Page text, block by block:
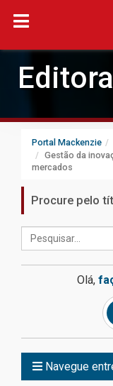
Portal Mackenzie
Gestão da
mercados
Procure pelo
Olá,
Navegue